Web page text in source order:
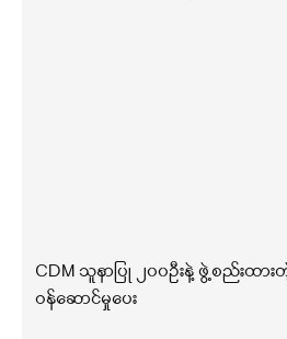
CDM သူနာပြု ၂၀၀ဦးနဲ့ ဖွဲ့စည်းထား
ဝန်ဆောင်မှုပေး